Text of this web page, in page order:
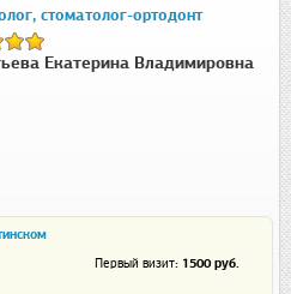
стоматолог-ортодонт
Екатерина Владимировна
Первый визит: 1500 руб.